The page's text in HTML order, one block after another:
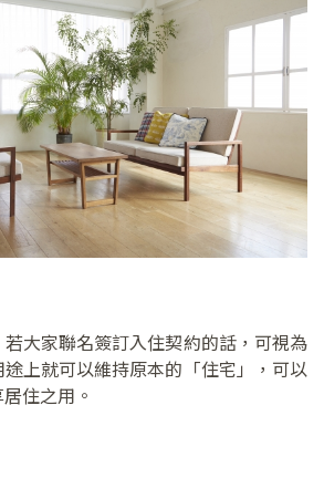
大家聯名簽訂入住契約的話，可視為
上就可以維持原本的「住宅」，可以
住之用。